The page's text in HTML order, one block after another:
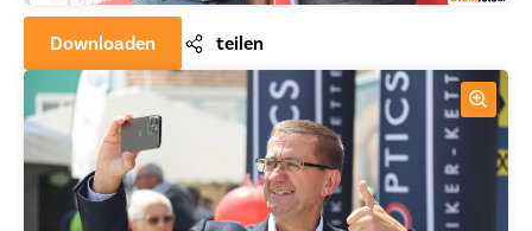
Downloaden teilen